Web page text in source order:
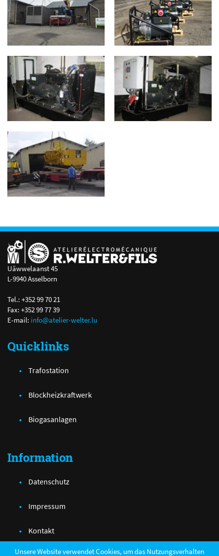
Unsere Website verwendet Cookies, um das Nutzungsverhalten
Uäwwelaanst 45
L-9940 Asselborn
Tel.: +352 99 70 21
Fax: +352 99 77 39
E-mail: info@atelier-welter.lu
Quicklinks
Trafostation
Blockheizkraftwerk
Biogasanlagen
Information
Datenschutz
Impressum
Kontakt